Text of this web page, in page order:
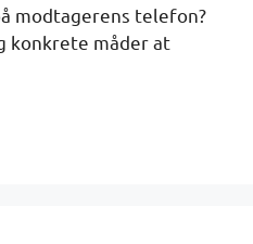
modtagerens telefon?
konkrete måder at